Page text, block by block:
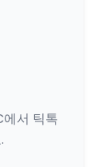
서 틱톡